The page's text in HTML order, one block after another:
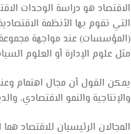
الاقتصاد هو دراسة الوحدات
التي تقوم بها الأنظمة
(المؤسسات) عند مواجهة مجموعة
مثل علوم الإدارة أو العلوم
يمكن القول أن مجال اهتمام
والإنتاجية والنمو الاقتصادي،